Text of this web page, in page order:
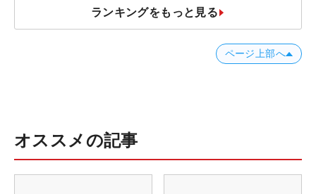
ランキングをもっと見る
ページ上部へ
オススメの記事